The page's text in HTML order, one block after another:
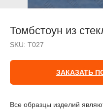
Томбстоун из
SKU: Т027
ЗАКАЗАТЬ
Все образцы изделий